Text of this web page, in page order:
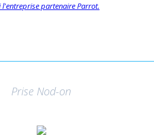
l'entreprise partenaire Parrot.
Prise Nod-on